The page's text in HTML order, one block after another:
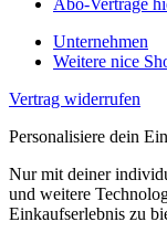
Abo-Verträge
Unternehmen
Weitere nice
Vertrag widerrufen
Personalisiere dein
Nur mit deiner
und weitere
Einkaufserlebnis zu